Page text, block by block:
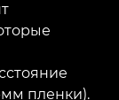
пленки).